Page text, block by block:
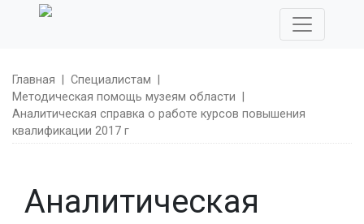
Главная Специалистам
Методическая помощь музеям области
Аналитическая справка о работе курсов повышения
квалификации 2017 г
Аналитическая